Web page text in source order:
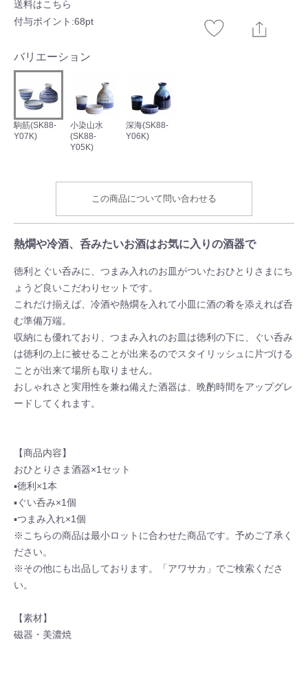
送料はこちら
付与ポイント:68pt
バリエーション
駒筋(SK88-
Y07K)
小染山水
(SK88-
Y05K)
深海(SK88-
Y06K)
この商品について問い合わせる
熱燗や冷酒、呑みたいお酒はお気に入りの酒器で
徳利とぐい呑みに、つまみ入れのお皿がついたおひとりさまにち
ょうど良いこだわりセットです。
これだけ揃えば、冷酒や熱燗を入れて小皿に酒の肴を添えれば呑
む準備万端。
収納にも優れており、つまみ入れのお皿は徳利の下に、ぐい呑み
は徳利の上に被せることが出来るのでスタイリッシュに片づける
ことが出来て場所も取りません。
おしゃれさと実用性を兼ね備えた酒器は、晩酌時間をアップグレ
ードしてくれます。
【商品内容】
おひとりさま酒器×1セット
▪徳利×1本
▪ぐい呑み×1個
▪つまみ入れ×1個
※こちらの商品は最小ロットに合わせた商品です。予めご了承く
ださい。
※その他にも出品しております。「アワサカ」でご検索くださ
い。
【素材】
磁器・美濃焼